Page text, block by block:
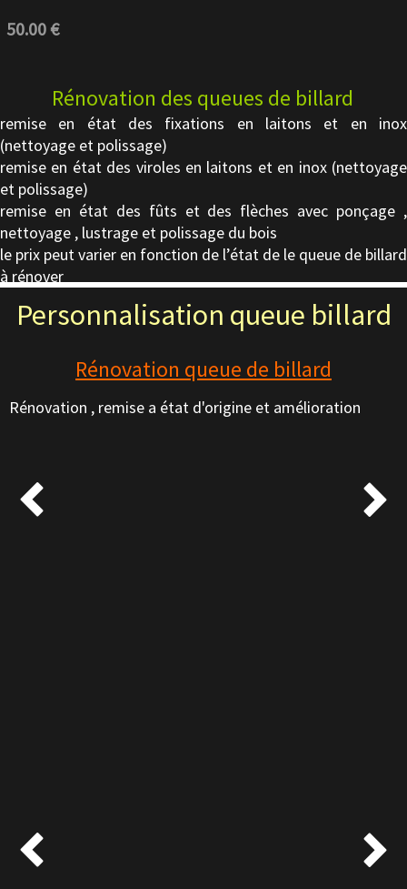
50.00 €
Rénovation des queues de billard
remise en état des fixations en laitons et en inox
(nettoyage et polissage)
remise en état des viroles en laitons et en inox (nettoyage
et polissage)
remise en état des fûts et des flèches avec ponçage ,
nettoyage , lustrage et polissage du bois
le prix peut varier en fonction de l’état de le queue de billard
à rénover
Personnalisation queue billard
Rénovation queue de billard
Rénovation , remise a état d'origine et amélioration
 
 